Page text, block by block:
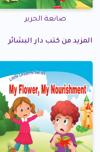
صانعة الحرير
المزيد من كتب دار البشائر